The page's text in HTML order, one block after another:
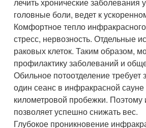
головные боли, ведет к
Комфортное тепло
стресс, нервозность. Отдельные
раковых клеток. Таким образом,
профилактику заболеваний и
Обильное потоотделение требует
один сеанс в инфракрасной сауне
километровой пробежки.
позволяет успешно снижать вес.
Глубокое проникновение